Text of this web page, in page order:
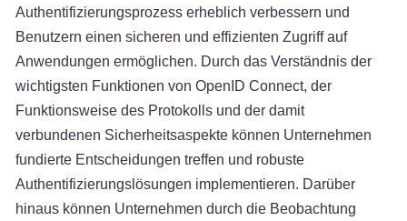
Authentifizierungsprozess erheblich verbessern und
Benutzern einen sicheren und effizienten Zugriff auf
Anwendungen ermöglichen. Durch das Verständnis der
wichtigsten Funktionen von OpenID Connect, der
Funktionsweise des Protokolls und der damit
verbundenen Sicherheitsaspekte können Unternehmen
fundierte Entscheidungen treffen und robuste
Authentifizierungslösungen implementieren. Darüber
hinaus können Unternehmen durch die Beobachtung